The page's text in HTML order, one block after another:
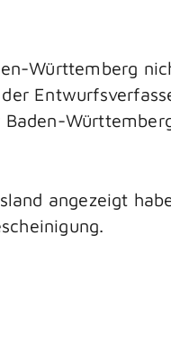
Württemberg
angezeigt